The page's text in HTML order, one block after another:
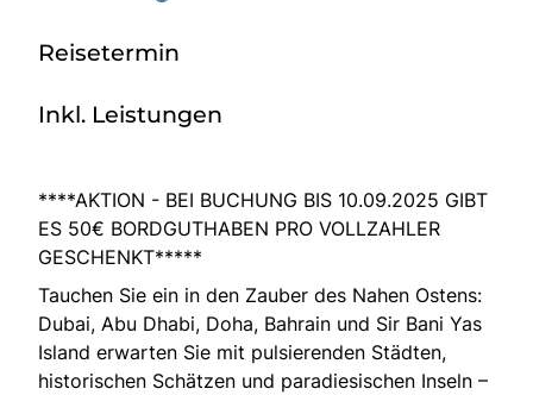
Heimatland ändern:
Reisetermin
Inkl. Leistungen
****AKTION - BEI BUCHUNG BIS 10.09.2025 GIBT
ES 50€ BORDGUTHABEN PRO VOLLZAHLER
GESCHENKT*****
Tauchen Sie ein in den Zauber des Nahen Ostens:
Dubai, Abu Dhabi, Doha, Bahrain und Sir Bani Yas
Island erwarten Sie mit pulsierenden Städten,
historischen Schätzen und paradiesischen Inseln –